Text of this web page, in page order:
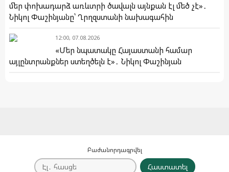
մեր փոխադարձ առևտրի ծավալն այնքան էլ մեծ չէ»․
Նիկոլ Փաշինյանը՝ Ղրղզստանի նախագահին
12:00, 07.08.2026
«Մեր նպատակը Հայաստանի համար
այլընտրանքներ ստեղծելն է»․ Նիկոլ Փաշինյան
Բաժանորդագրվել
Հաստատել